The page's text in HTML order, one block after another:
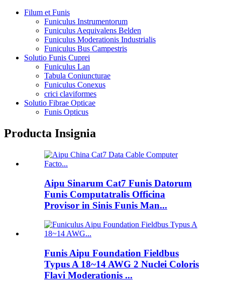
Filum et Funis
Funiculus Instrumentorum
Funiculus Aequivalens Belden
Funiculus Moderationis Industrialis
Funiculus Bus Campestris
Solutio Funis Cuprei
Funiculus Lan
Tabula Coniuncturae
Funiculus Conexus
crici claviformes
Solutio Fibrae Opticae
Funis Opticus
Producta Insignia
Aipu Sinarum Cat7 Funis Datorum
Funis Computatralis Officina
Provisor in Sinis Funis Man...
Funis Aipu Foundation Fieldbus
Typus A 18~14 AWG 2 Nuclei Coloris
Flavi Moderationis ...